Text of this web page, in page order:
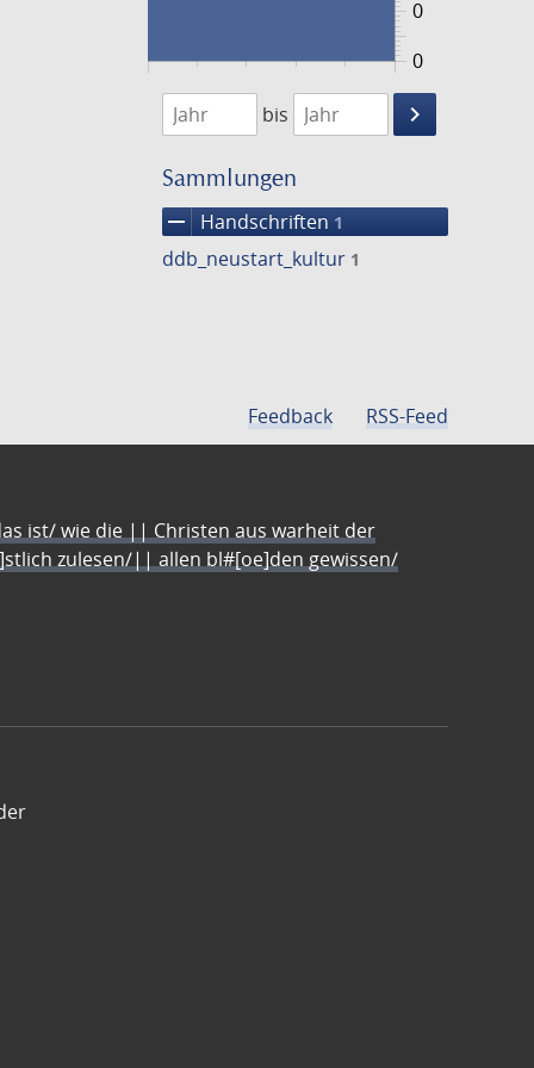
0
0
1474
1475
bis
keyboard_arrow_right
Suche
Sammlungen
remove Handschriften 1
ddb_neustart_kultur 1
Feedback RSS-Feed
ist/ wie die || Christen aus warheit der
zulesen/|| allen bl#[oe]den gewissen/